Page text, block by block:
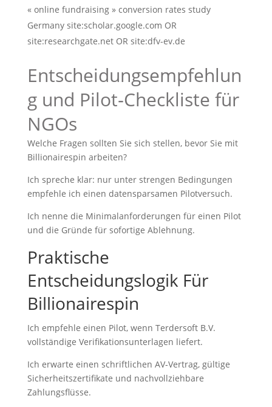
« online fundraising » conversion rates study
Germany site:scholar.google.com OR
site:researchgate.net OR site:dfv-ev.de
Entscheidungsempfehlun
g und Pilot‑Checkliste für
NGOs
Welche Fragen sollten Sie sich stellen, bevor Sie mit
Billionairespin arbeiten?
Ich spreche klar: nur unter strengen Bedingungen
empfehle ich einen datensparsamen Pilotversuch.
Ich nenne die Minimalanforderungen für einen Pilot
und die Gründe für sofortige Ablehnung.
Praktische
Entscheidungslogik Für
Billionairespin
Ich empfehle einen Pilot, wenn Terdersoft B.V.
vollständige Verifikationsunterlagen liefert.
Ich erwarte einen schriftlichen AV‑Vertrag, gültige
Sicherheitszertifikate und nachvollziehbare
Zahlungsflüsse.